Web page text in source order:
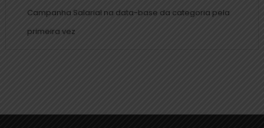
Campanha Salarial na data-base da categoria pela
primeira vez